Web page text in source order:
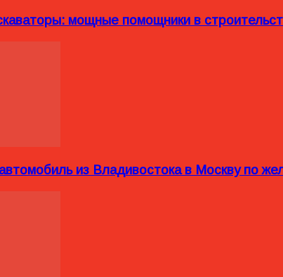
мощные помощники в
из Владивостока в Москву по